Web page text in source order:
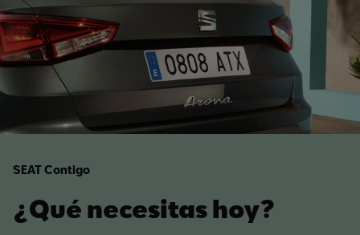
SEAT Contigo
¿Qué necesitas hoy?